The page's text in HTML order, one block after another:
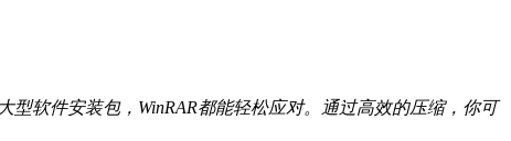
软件安装包，WinRAR都能轻松应对。通过高效的压缩，你可